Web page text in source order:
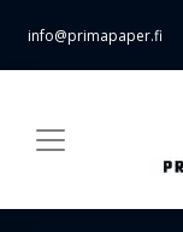
info@primapaper.fi